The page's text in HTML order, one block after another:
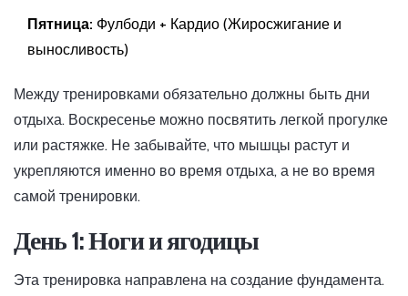
Пятница: Фулбоди + Кардио (Жиросжигание и
выносливость)
Между тренировками обязательно должны быть дни
отдыха. Воскресенье можно посвятить легкой прогулке
или растяжке. Не забывайте, что мышцы растут и
укрепляются именно во время отдыха, а не во время
самой тренировки.
День 1: Ноги и ягодицы
Эта тренировка направлена на создание фундамента.